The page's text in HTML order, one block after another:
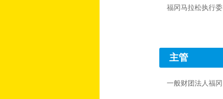
福冈马拉松执行
主管
一般财团法人福